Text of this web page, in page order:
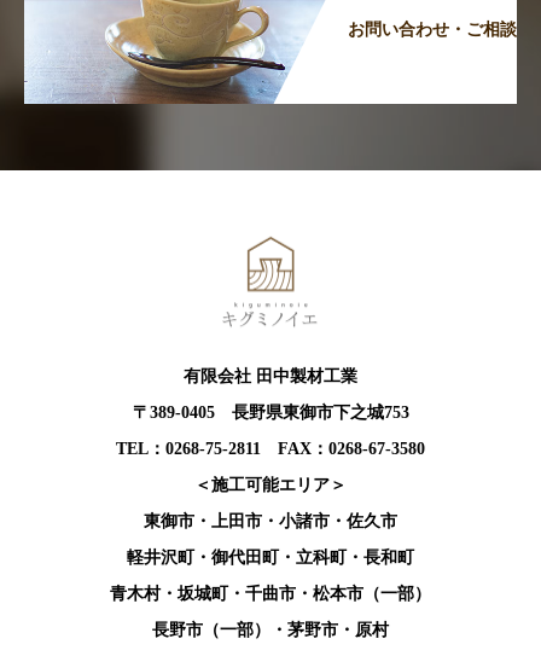
お問い合わせ・ご相談
有限会社 田中製材工業
〒389-0405 長野県東御市下之城753
TEL：0268-75-2811 FAX：0268-67-3580
＜施工可能エリア＞
東御市・上田市・小諸市・佐久市
軽井沢町・御代田町・立科町・長和町
青木村・坂城町・千曲市・松本市（一部）
長野市（一部）・茅野市・原村